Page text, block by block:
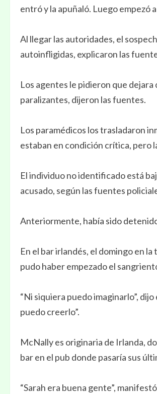
entró y la apuñaló. Luego empezó
Al llegar las autoridades, el
autoinfligidas, explicaron las
Los agentes le pidieron que
paralizantes, dijeron las fuentes.
Los paramédicos los trasladaron
estaban en condición crítica, pero
El individuo no identificado está
acusado, según las fuentes
Anteriormente, había sido
En el bar irlandés, el domingo en
pudo haber empezado el
“Ni siquiera puedo imaginarlo”,
puedo creerlo”.
McNally es originaria de Irlanda,
bar en el pub donde pasaría sus
“Sarah era buena gente”,